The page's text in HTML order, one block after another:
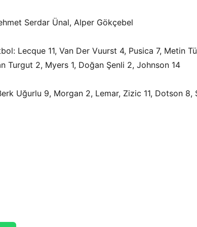
Serdar Ünal, Alper Gökçebel
Lecque 11, Van Der Vuurst 4, Pusica 7, Metin
Turgut 2, Myers 1, Doğan Şenli 2, Johnson 14
Uğurlu 9, Morgan 2, Lemar, Zizic 11, Dotson